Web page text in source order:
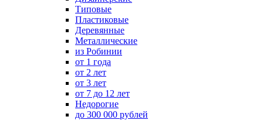
Типовые
Пластиковые
Деревянные
Металлические
из Робинии
от 1 года
от 2 лет
от 3 лет
от 7 до 12 лет
Недорогие
до 300 000 рублей